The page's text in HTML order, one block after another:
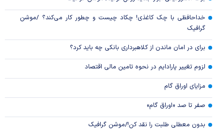
خداحافظی با چک کاغذی! چکاد چیست و چطور کار می‌کند؟ /موشن
گرافیک
برای در امان ماندن از کلاهبرداری بانکی چه باید کرد؟
لزوم تغییر پارادایم در نحوه تامین مالی اقتصاد
مزایای اوراق گام
صفر تا صد «اوراق گام»
بدون معطلی طلبت را نقد کن!/موشن گرافیک